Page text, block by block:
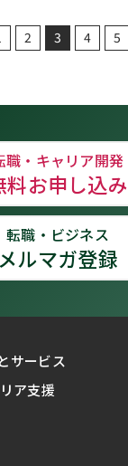
2 3 4 5
職・キャリア開発
料お申し込み
転職・ビジネス
メルマガ登録
サービス
ア支援